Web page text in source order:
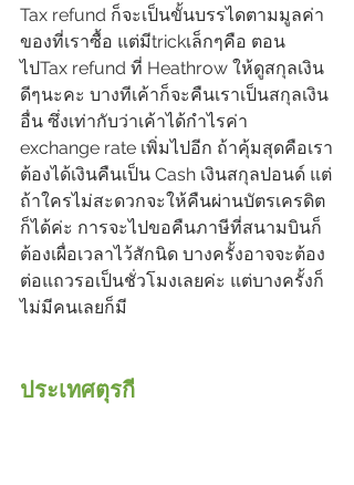
Tax refund ก็จะเป็นขั้นบรรไดตามมูลค่า
ของที่เราซื้อ แต่มีtrickเล็กๆคือ ตอน
ไปTax refund ที่ Heathrow ให้ดูสกุลเงิน
ดีๆนะคะ บางทีเค้าก็จะคืนเราเป็นสกุลเงิน
อื่น ซึ่งเท่ากับว่าเค้าได้กำไรค่า
exchange rate เพิ่มไปอีก ถ้าคุ้มสุดคือเรา
ต้องได้เงินคืนเป็น Cash เงินสกุลปอนด์ แต่
ถ้าใครไม่สะดวกจะให้คืนผ่านบัตรเครดิต
ก็ได้ค่ะ การจะไปขอคืนภาษีที่สนามบินก็
ต้องเผื่อเวลาไว้สักนิด บางครั้งอาจจะต้อง
ต่อแถวรอเป็นชั่วโมงเลยค่ะ แต่บางครั้งก็
ไม่มีคนเลยก็มี
ประเทศตุรกี